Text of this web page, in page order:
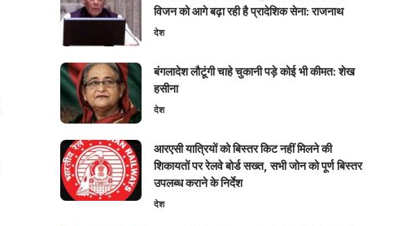
विजन को आगे बढ़ा रही है प्रादेशिक सेना: राजनाथ
देश
बंगलादेश लौटूंगी चाहे चुकानी पड़े कोई भी कीमत: शेख
हसीना
देश
आरएसी यात्रियों को बिस्तर किट नहीं मिलने की
शिकायतों पर रेलवे बोर्ड सख्त, सभी जोन को पूर्ण बिस्तर
उपलब्ध कराने के निर्देश
देश